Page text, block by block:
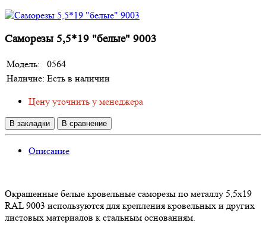
Саморезы 5,5*19 "белые" 9003
Модель:
0564
Наличие: Есть в наличии
Цену уточнить у менеджера
В закладки В сравнение
Описание
Окрашенные белые кровельные саморезы по металлу 5,5х19
RAL 9003 используются для крепления кровельных и других
листовых материалов к стальным основаниям.